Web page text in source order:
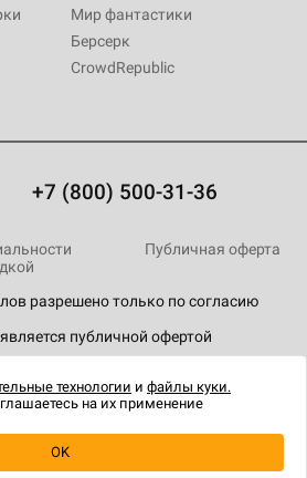
Мир фантастики
Берсерк
CrowdRepublic
+7 (800) 500-31-36
разрешено только по согласию
публичной офертой
Публичная оферта
технологии и файлы куки.
на их применение
OK